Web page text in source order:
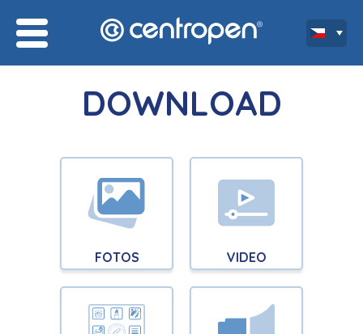
DOWNLOAD
FOTOS VIDEO